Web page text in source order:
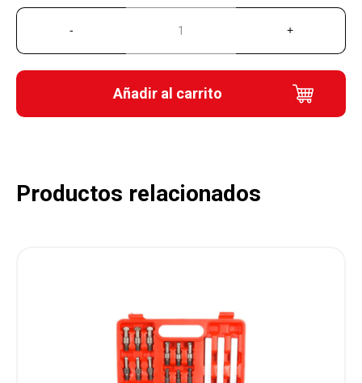
Añadir al carrito
Productos relacionados